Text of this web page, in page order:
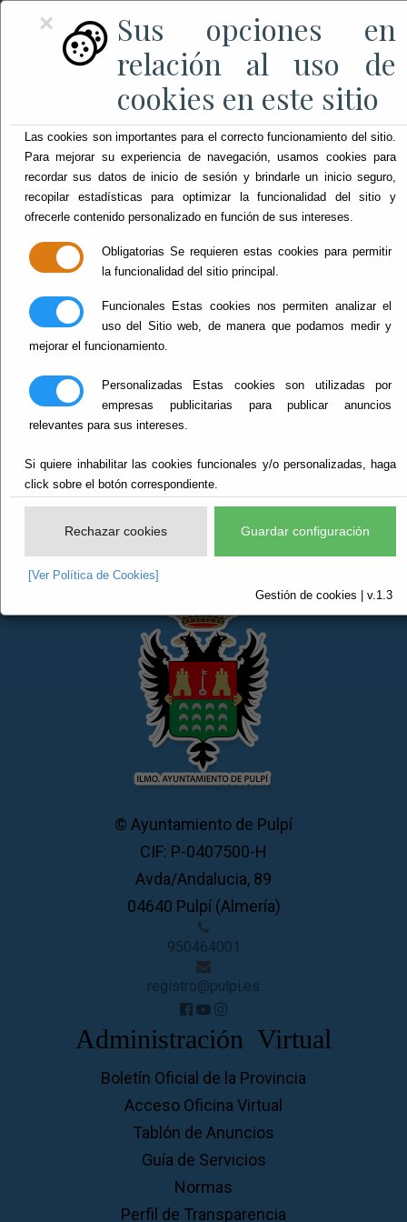
×
Sus opciones en
relación al uso de
cookies en este sitio
Las cookies son importantes para el correcto funcionamiento del sitio.
Para mejorar su experiencia de navegación, usamos cookies para
recordar sus datos de inicio de sesión y brindarle un inicio seguro,
recopilar estadísticas para optimizar la funcionalidad del sitio y
ofrecerle contenido personalizado en función de sus intereses.
Obligatorias Se requieren estas cookies para permitir
la funcionalidad del sitio principal.
Funcionales Estas cookies nos permiten analizar el
uso del Sitio web, de manera que podamos medir y
mejorar el funcionamiento.
Personalizadas Estas cookies son utilizadas por
empresas publicitarias para publicar anuncios
relevantes para sus intereses.
Si quiere inhabilitar las cookies funcionales y/o personalizadas, haga
click sobre el botón correspondiente.
Rechazar cookies Guardar configuración
[Ver Política de Cookies]
Gestión de cookies | v.1.3
documento:FE691EF8CB00E1C6C1258CB40055D015
© Ayuntamiento de Pulpí
CIF: P-0407500-H
Avda/Andalucia, 89
04640 Pulpí (Almería)
950464001
registro@pulpi.es
Administración Virtual
Boletín Oficial de la Provincia
Acceso Oficina Virtual
Tablón de Anuncios
Guía de Servicios
Normas
Perfil de Transparencia